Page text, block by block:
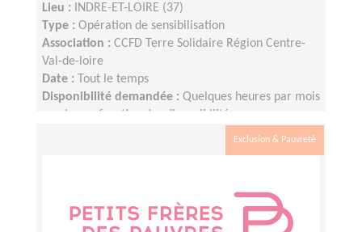
Lieu :
INDRE-ET-LOIRE (37)
Type : Opération de sensibilisation
Association : CCFD Terre Solidaire Région Centre-
Val-de-loire
Date : Tout le temps
Disponibilité demandée : Quelques heures par mois
ou plus en fonction des disponibilités.
Exclusion & Pauvreté